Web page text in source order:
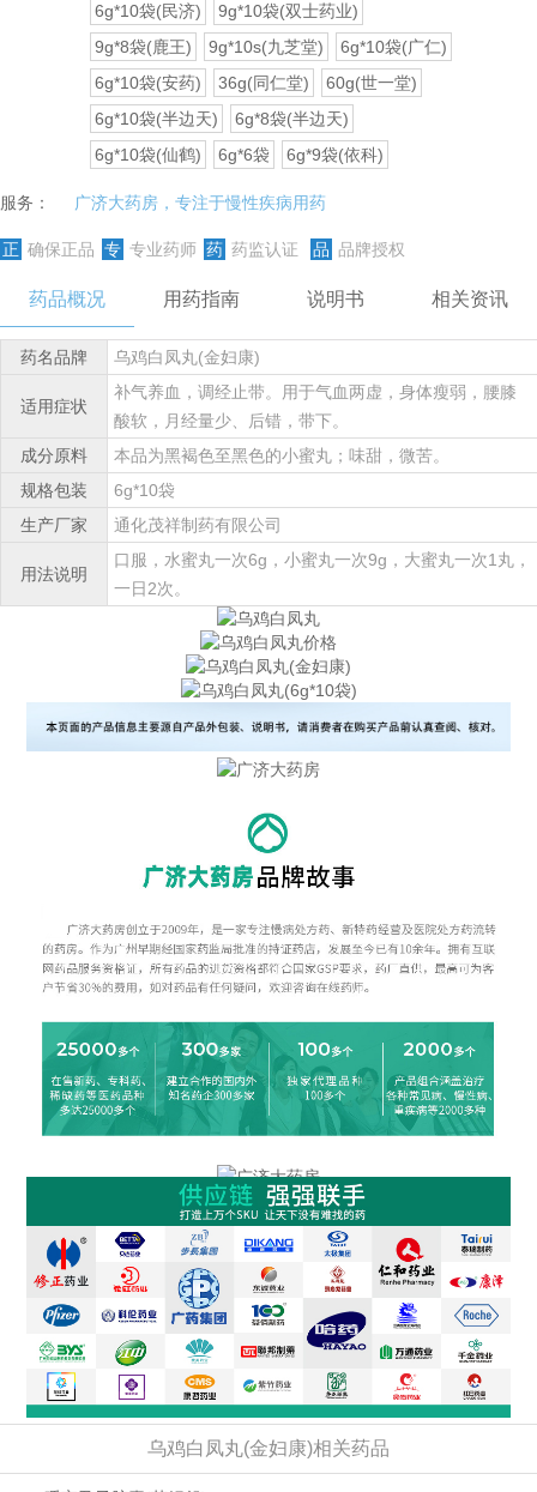
6g*10袋(民济)
9g*10袋(双士药业)
9g*8袋(鹿王)
9g*10s(九芝堂)
6g*10袋(广仁)
6g*10袋(安药)
36g(同仁堂)
60g(世一堂)
6g*10袋(半边天)
6g*8袋(半边天)
6g*10袋(仙鹤)
6g*6袋 6g*9袋(依科)
服务： 广济大药房，专注于慢性疾病用药
正 确保正品 专 专业药师 药 药监认证 品 品牌授权
药品概况 用药指南 说明书 相关资讯
药名品牌 乌鸡白凤丸(金妇康)
适用症状
补气养血，调经止带。用于气血两虚，身体瘦弱，腰膝
酸软，月经量少、后错，带下。
成分原料
本品为黑褐色至黑色的小蜜丸；味甜，微苦。
规格包装
6g*10袋
生产厂家
通化茂祥制药有限公司
用法说明
口服，水蜜丸一次6g，小蜜丸一次9g，大蜜丸一次1丸，
一日2次。
乌鸡白凤丸(金妇康)相关药品